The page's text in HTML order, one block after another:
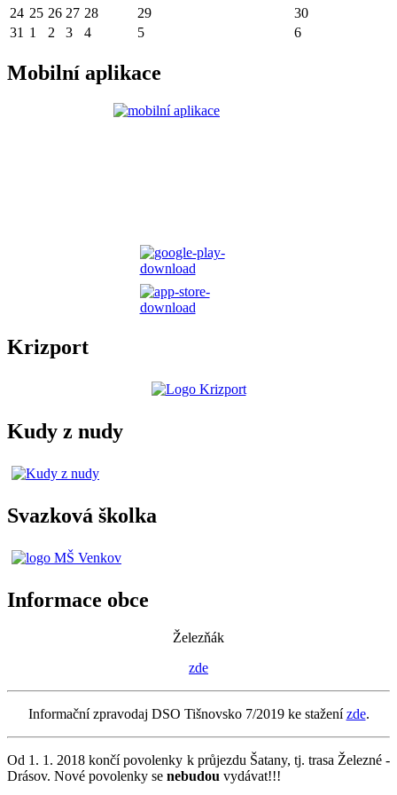
24 25 26 27 28 29
30
31 1 2 3 4 5 6
Mobilní aplikace
Krizport
Kudy z nudy
Svazková školka
Informace obce
Železňák
zde
Informační zpravodaj DSO Tišnovsko 7/2019 ke staženízde.
Od 1. 1. 2018 končí povolenky k průjezdu Šatany, tj. trasa Železné -
Drásov. Nové povolenky se nebudou vydávat!!!